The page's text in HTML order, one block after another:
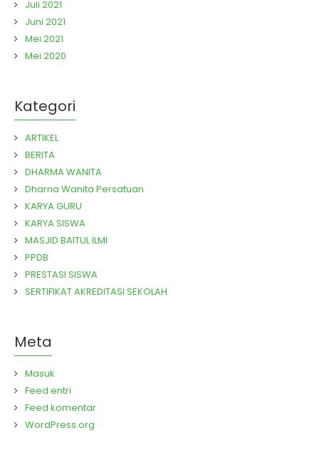
Juli 2021
Juni 2021
Mei 2021
Mei 2020
Kategori
ARTIKEL
BERITA
DHARMA WANITA
Dharna Wanita Persatuan
KARYA GURU
KARYA SISWA
MASJID BAITUL ILMI
PPDB
PRESTASI SISWA
SERTIFIKAT AKREDITASI SEKOLAH
Meta
Masuk
Feed entri
Feed komentar
WordPress.org